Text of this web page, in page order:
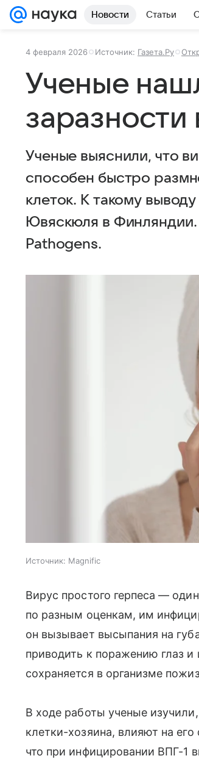
Новости Статьи
4 февраля 2026 Источник: Газета.Ру
Ученые
заразности
Ученые выяснили, что
способен быстро
клеток. К такому
Ювяскюля в Финляндии.
Pathogens.
Источник: Magnific
Вирус простого герпеса —
по разным оценкам, им
он вызывает высыпания на
приводить к поражению глаз
сохраняется в организме
В ходе работы ученые
клетки-хозяина, влияют на
что при инфицировании ВПГ-1